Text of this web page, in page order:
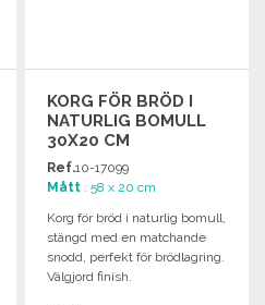
KORG FÖR BRÖD I
NATURLIG BOMULL
30X20 CM
Ref.10-17099
Mått : 58 x 20 cm
Korg för bröd i naturlig bomull,
stängd med en matchande
snodd, perfekt för brödlagring.
Välgjord finish.